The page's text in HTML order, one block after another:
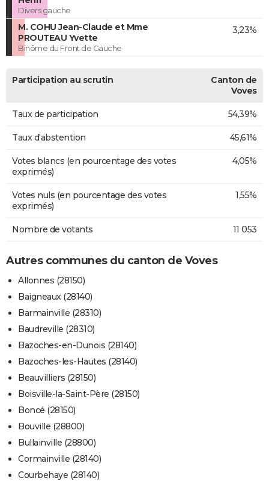
Divers gauche
M. COHU Jean-Claude et Mme
PROUTEAU Yvette
Binôme du Front de Gauche
3,23%
Participation au scrutin
Canton de
Voves
Taux de participation 54,39%
Taux d'abstention 45,61%
Votes blancs (en pourcentage des votes
exprimés)
4,05%
Votes nuls (en pourcentage des votes
exprimés)
1,55%
Nombre de votants 11 053
Autres communes du canton de Voves
Allonnes (28150)
Baigneaux (28140)
Barmainville (28310)
Baudreville (28310)
Bazoches-en-Dunois (28140)
Bazoches-les-Hautes (28140)
Beauvilliers (28150)
Boisville-la-Saint-Père (28150)
Boncé (28150)
Bouville (28800)
Bullainville (28800)
Cormainville (28140)
Courbehaye (28140)